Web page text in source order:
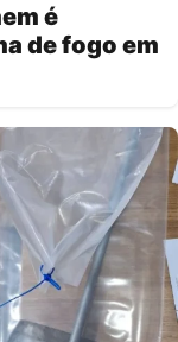
é
de fogo em